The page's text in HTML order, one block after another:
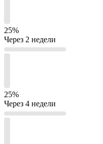
25%
Через 2 недели
25%
Через 4 недели